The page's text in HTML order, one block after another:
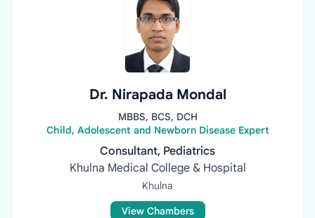
Dr. Nirapada Mondal
MBBS, BCS, DCH
Child, Adolescent and Newborn Disease Expert
Consultant, Pediatrics
Khulna Medical College & Hospital
Khulna
View Chambers